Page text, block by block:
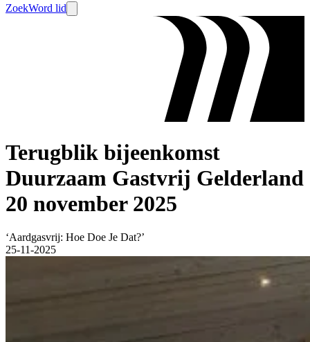
ZoekWord lid
Terugblik bijeenkomst
Duurzaam Gastvrij Gelderland
20 november 2025
‘Aardgasvrij: Hoe Doe Je Dat?’
25-11-2025